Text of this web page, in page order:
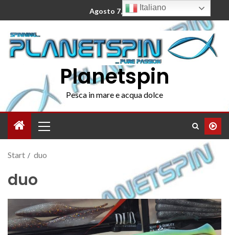
Agosto 7, 2026
Planetspin
Pesca in mare e acqua dolce
Start duo
duo
Italiano